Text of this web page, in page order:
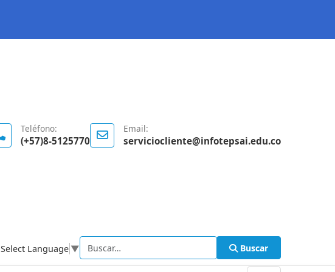
Teléfono:
(+57)8-5125770
Email:
serviciocliente@infotepsai.edu.co
Select Language ▼ Buscar Buscar